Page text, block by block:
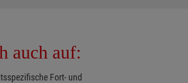
auch auf:
Fort- und